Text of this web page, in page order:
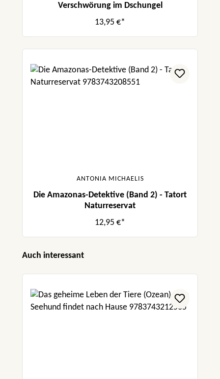
Verschwörung im Dschungel
13,95 €*
ANTONIA MICHAELIS
Die Amazonas-Detektive (Band 2) - Tatort
Naturreservat
12,95 €*
Produktgalerie überspringen
Auch interessant